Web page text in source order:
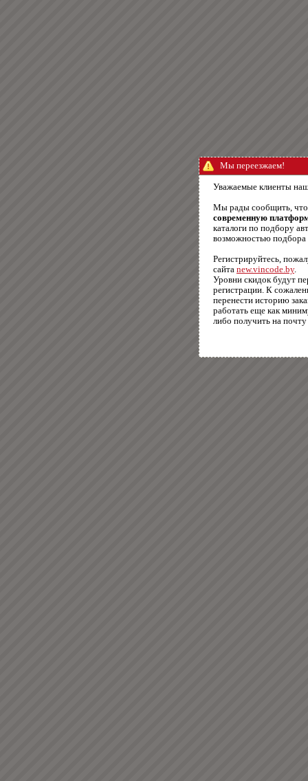
Мы переезжаем!
Уважаемые клиенты
Мы рады сообщить,
современную
каталоги по подбору
возможностью подбора
Регистрируйтесь,
сайта new.vincode.by.
Уровни скидок будут
регистрации. К
перенести историю
работать еще как
либо получить на